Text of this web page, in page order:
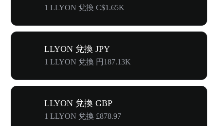
1 LLYON 兌換 C$1.65K
LLYON 兌換 JPY
1 LLYON 兌換 円187.13K
LLYON 兌換 GBP
1 LLYON 兌換 £878.97